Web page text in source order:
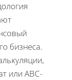
бизнеса.
или ABC-